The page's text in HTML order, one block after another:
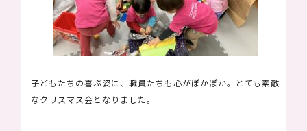
子どもたちの喜ぶ姿に、職員たちも心がぽかぽか。とても素敵
なクリスマス会となりました。